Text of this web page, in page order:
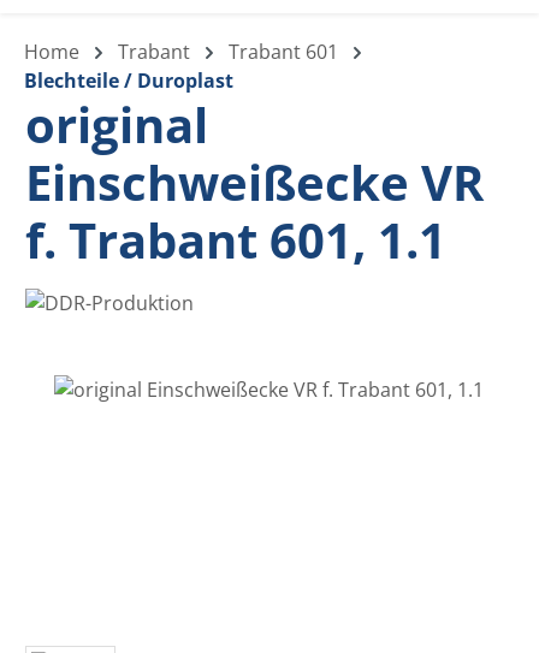
Home Trabant
Trabant 601
Blechteile / Duroplast
original
Einschweißecke VR
f. Trabant 601, 1.1
Bildergalerie überspringen